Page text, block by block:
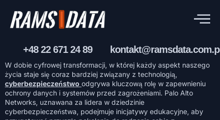
+48 22 671 24 89
W dobie cyfrowej transformacji, w której każdy aspekt naszego
życia staje się coraz bardziej związany z technologią,
cyberbezpieczeństwo odgrywa kluczową rolę w zapewnieniu
ochrony danych i systemów przed zagrożeniami. Palo Alto
Networks, uznawana za lidera w dziedzinie
cyberbezpieczeństwa, podejmuje inicjatywy edukacyjne, aby